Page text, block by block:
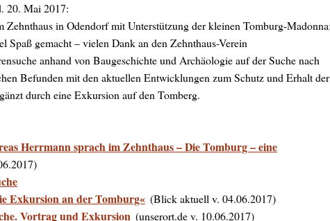
20. Mai 2017:
Zehnthaus in Odendorf mit Unterstützung der kleinen Tomburg-
Spaß gemacht – vielen Dank an den Zehnthaus-Verein
anhand von Baugeschichte und Archäologie auf der Suche nach
Befunden mit den aktuellen Entwicklungen zum Schutz und Erhalt der
durch eine Exkursion auf den Tomberg.
Herrmann sprach im Zehnthaus – Die Tomburg – eine
Exkursion an der Tomburg« (Blick aktuell v. 04.06.2017)
Vortrag und Exkursion (unserort.de v. 10.06.2017)